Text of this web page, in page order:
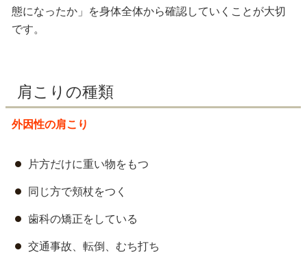
態になったか」を身体全体から確認していくことが大切
です。
肩こりの種類
外因性の肩こり
片方だけに重い物をもつ
同じ方で頬杖をつく
歯科の矯正をしている
交通事故、転倒、むち打ち